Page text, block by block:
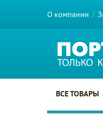
О компании
Главное меню сайта
ВСЕ ТОВАРЫ